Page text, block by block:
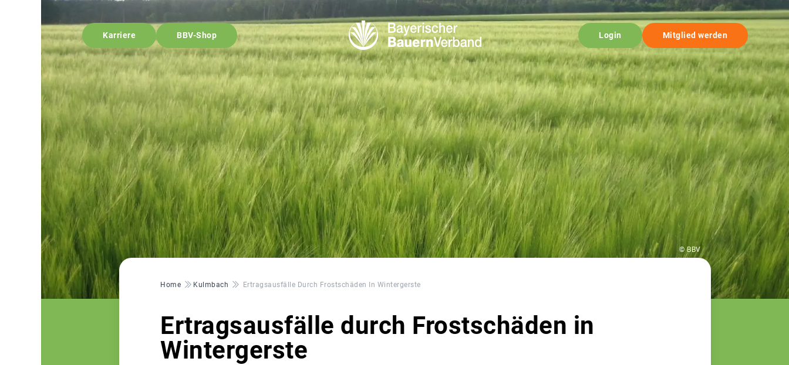
Karriere BBV-Shop Login Mitglied werden
© BBV
Pfadnavigation
Home Kulmbach Ertragsausfälle Durch Frostschäden In Wintergerste
Ertragsausfälle durch Frostschäden in
Wintergerste